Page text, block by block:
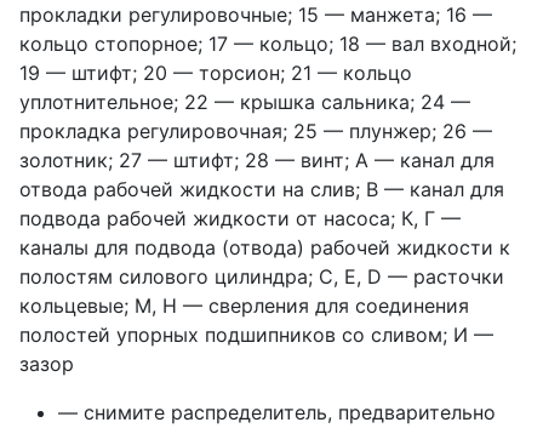
прокладки регулировочные; 15 — манжета; 16 —
кольцо стопорное; 17 — кольцо; 18 — вал входной;
19 — штифт; 20 — торсион; 21 — кольцо
уплотнительное; 22 — крышка сальника; 24 —
прокладка регулировочная; 25 — плунжер; 26 —
золотник; 27 — штифт; 28 — винт; А — канал для
отвода рабочей жидкости на слив; В — канал для
подвода рабочей жидкости от насоса; К, Г —
каналы для подвода (отвода) рабочей жидкости к
полостям силового цилиндра; C, E, D — расточки
кольцевые; М, Н — сверления для соединения
полостей упорных подшипников со сливом; И —
зазор
— снимите распределитель, предварительно